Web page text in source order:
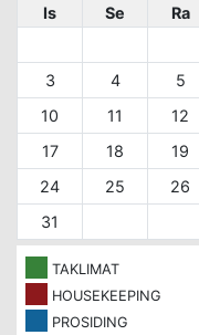
Is Se Ra
3
4 5
10
11 12
17
18 19
24
25 26
31
TAKLIMAT
HOUSEKEEPING
PROSIDING